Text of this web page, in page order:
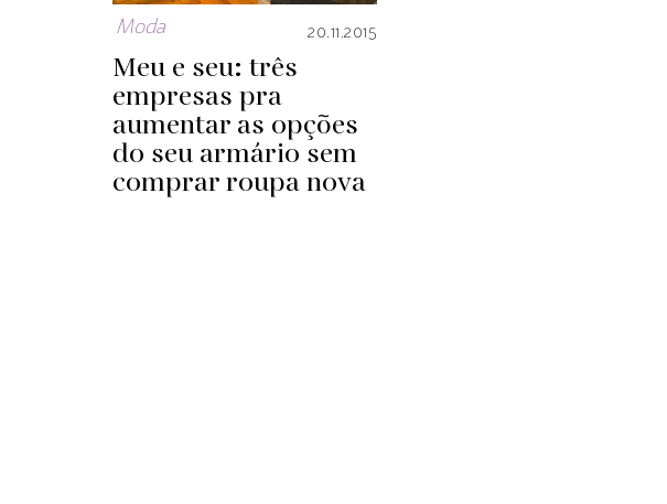
Moda 20.11.2015
Meu e seu: três
empresas pra
aumentar as opções
do seu armário sem
comprar roupa nova